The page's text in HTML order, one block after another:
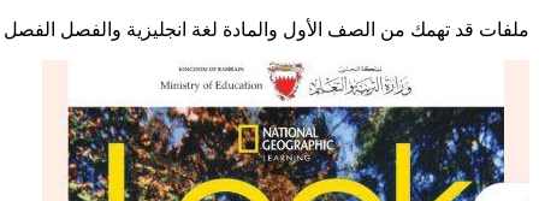
ملفات قد تهمك من الصف الأول والمادة لغة انجليزية والفصل الفصل